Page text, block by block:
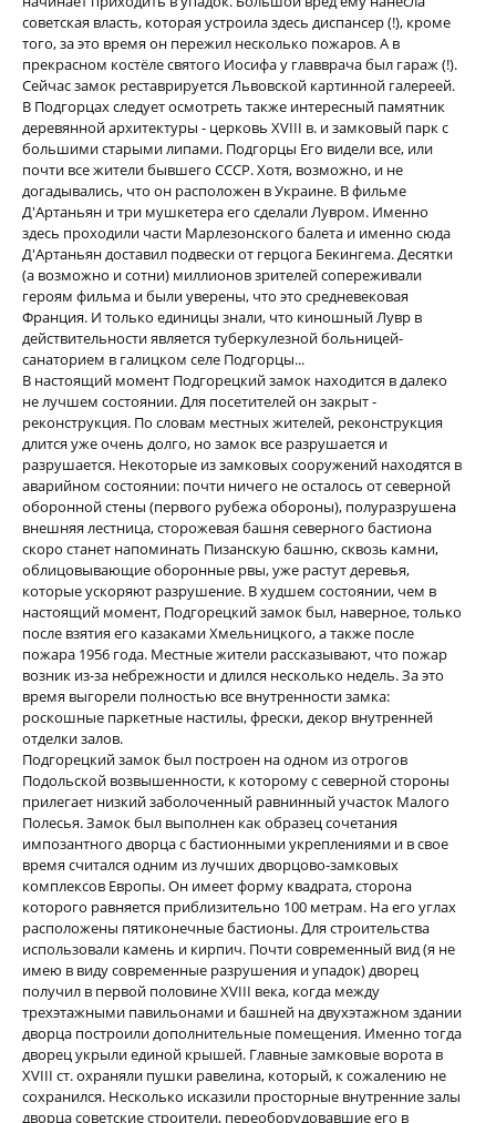
советская власть, которая устроила здесь диспансер (!), кроме
того, за это время он пережил несколько пожаров. А в
прекрасном костёле святого Иосифа у главврача был гараж (!).
Сейчас замок реставрируется Львовской картинной галереей.
В Подгорцах следует осмотреть также интересный памятник
деревянной архитектуры - церковь XVIII в. и замковый парк с
большими старыми липами. Подгорцы Его видели все, или
почти все жители бывшего СССР. Хотя, возможно, и не
догадывались, что он расположен в Украине. В фильме
Д'Артаньян и три мушкетера его сделали Лувром. Именно
здесь проходили части Марлезонского балета и именно сюда
Д'Артаньян доставил подвески от герцога Бекингема. Десятки
(а возможно и сотни) миллионов зрителей сопереживали
героям фильма и были уверены, что это средневековая
Франция. И только единицы знали, что киношный Лувр в
действительности является туберкулезной больницей-
санаторием в галицком селе Подгорцы...
В настоящий момент Подгорецкий замок находится в далеко
не лучшем состоянии. Для посетителей он закрыт -
реконструкция. По словам местных жителей, реконструкция
длится уже очень долго, но замок все разрушается и
разрушается. Некоторые из замковых сооружений находятся в
аварийном состоянии: почти ничего не осталось от северной
оборонной стены (первого рубежа обороны), полуразрушена
внешняя лестница, сторожевая башня северного бастиона
скоро станет напоминать Пизанскую башню, сквозь камни,
облицовывающие оборонные рвы, уже растут деревья,
которые ускоряют разрушение. В худшем состоянии, чем в
настоящий момент, Подгорецкий замок был, наверное, только
после взятия его казаками Хмельницкого, а также после
пожара 1956 года. Местные жители рассказывают, что пожар
возник из-за небрежности и длился несколько недель. За это
время выгорели полностью все внутренности замка:
роскошные паркетные настилы, фрески, декор внутренней
отделки залов.
Подгорецкий замок был построен на одном из отрогов
Подольской возвышенности, к которому с северной стороны
прилегает низкий заболоченный равнинный участок Малого
Полесья. Замок был выполнен как образец сочетания
импозантного дворца с бастионными укреплениями и в свое
время считался одним из лучших дворцово-замковых
комплексов Европы. Он имеет форму квадрата, сторона
которого равняется приблизительно 100 метрам. На его углах
расположены пятиконечные бастионы. Для строительства
использовали камень и кирпич. Почти современный вид (я не
имею в виду современные разрушения и упадок) дворец
получил в первой половине XVIII века, когда между
трехэтажными павильонами и башней на двухэтажном здании
дворца построили дополнительные помещения. Именно тогда
дворец укрыли единой крышей. Главные замковые ворота в
XVIII ст. охраняли пушки равелина, который, к сожалению не
сохранился. Несколько исказили просторные внутренние залы
дворца советские строители, переоборудовавшие его в